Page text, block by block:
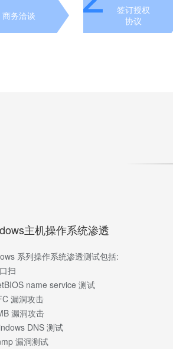
主机操作系统渗透
系列操作系统渗透测试包括:
扫
name service 测试
漏洞攻击
漏洞攻击
DNS 测试
漏洞测试